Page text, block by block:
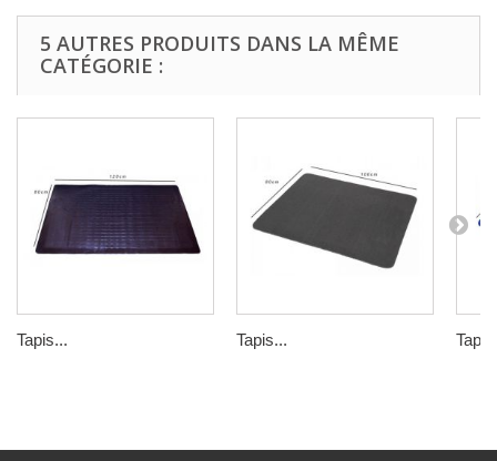
5 AUTRES PRODUITS DANS LA MÊME
CATÉGORIE :
Tapis... Tapis...